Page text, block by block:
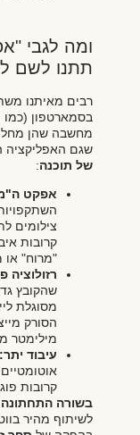
ומה לגבי
תתנו לשם
רבים מאיתנו
מחשבה שהן
שגם האפליקציה
של תוכנה:
אפקט
צילומים
קרובות
"מרוח" או
רזולוציה
שהקובץ
מסוגלת
הסורק
מילימטר
עיבוד יתר:
קרובות
בשורה
לשיתוף מהיר